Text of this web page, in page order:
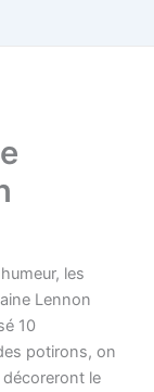
les
Lennon
10
potirons, on
décoreront le